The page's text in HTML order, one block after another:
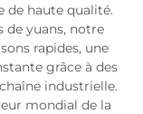
de haute qualité.
de yuans, notre
rapides, une
grâce à des
industrielle.
mondial de la